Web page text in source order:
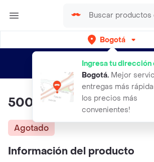
Bogotá
Ingresa tu dirección
Bogotá. Mejor
entregas más
los precios más
convenientes!
envíos gratis por semanas
500 Autorretratos. VV.
Agotado
Información del producto